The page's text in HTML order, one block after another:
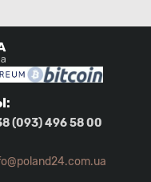
:
(093) 496 58 00